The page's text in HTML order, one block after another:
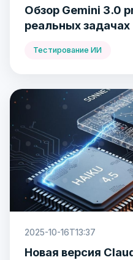
Обзор Gemini 3.0
реальных задачах
Тестирование ИИ
2025-10-16T13:37
Новая версия